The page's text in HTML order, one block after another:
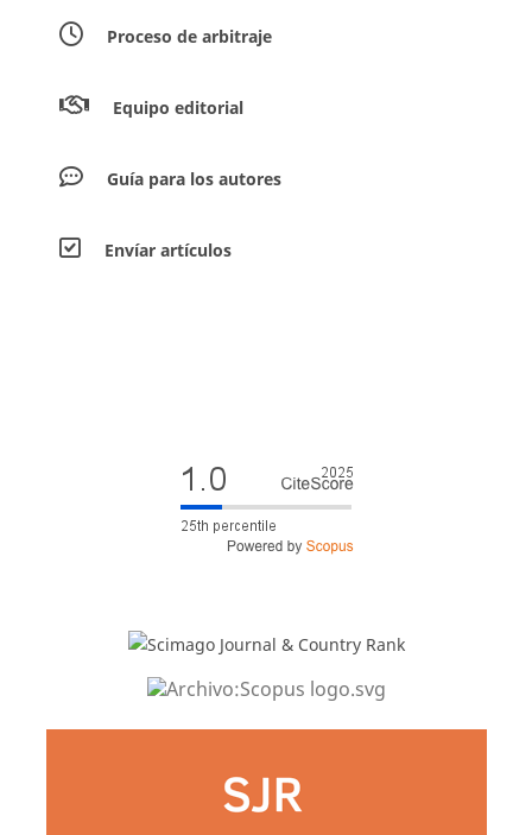
Proceso de arbitraje
Equipo editorial
Guía para los autores
Envíar artículos